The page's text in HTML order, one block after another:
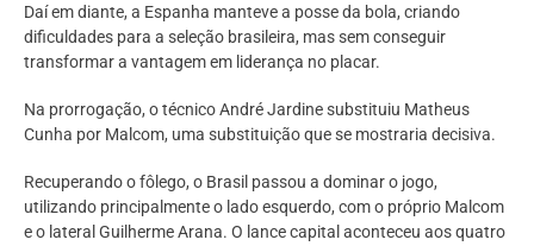
Daí em diante, a Espanha manteve a posse da bola, criando
dificuldades para a seleção brasileira, mas sem conseguir
transformar a vantagem em liderança no placar.
Na prorrogação, o técnico André Jardine substituiu Matheus
Cunha por Malcom, uma substituição que se mostraria decisiva.
Recuperando o fôlego, o Brasil passou a dominar o jogo,
utilizando principalmente o lado esquerdo, com o próprio Malcom
e o lateral Guilherme Arana. O lance capital aconteceu aos quatro